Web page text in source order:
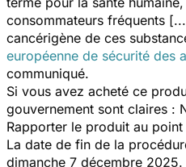
consommateurs fréquents
cancérigène de ces
européenne de sécurité des
communiqué.
Si vous avez acheté ce
gouvernement sont claires :
Rapporter le produit au point
La date de fin de la
dimanche 7 décembre 2025.